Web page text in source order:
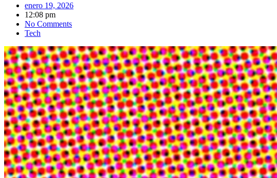
enero 19, 2026
12:08 pm
No Comments
Tech